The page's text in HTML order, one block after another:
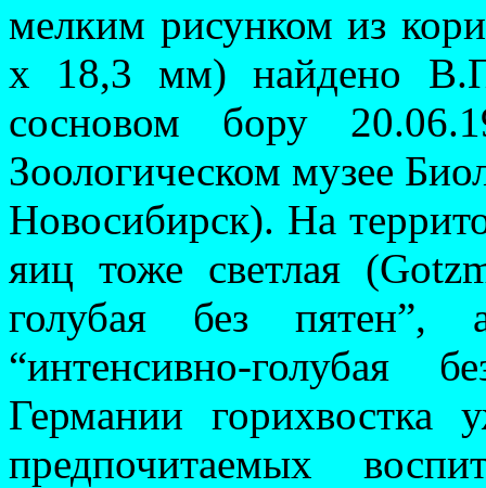
мелким рисунком из
х 18,3 мм) найдено
сосновом бору
Зоологическом музее
Но­восибирск). На
яиц тоже светлая
голубая без пятен”,
“интенсивно-голубая
Германии горихвостка
предпочитаемых